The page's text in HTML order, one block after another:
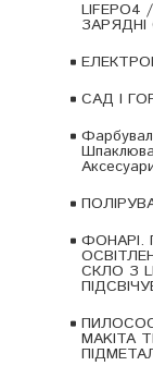
LIFEPO4
ЗАРЯДНІ
САД І
ФОНАРІ.
СКЛО З
MAKITA